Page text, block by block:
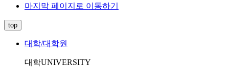
마지막 페이지로 이동하기
top
대학/대학원
대학UNIVERSITY